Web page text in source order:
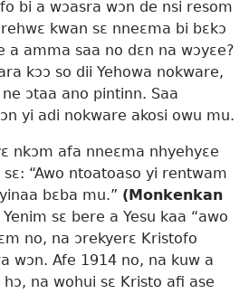
bi a wɔasra wɔn de nsi resom
kwan sɛ nneɛma bi bɛkɔ
a amma saa no dɛn na wɔyɛe?
kɔɔ so dii Yehowa nokware,
ɔtaa ano pintinn. Saa
yi adi nokware akosi owu mu.
nkɔm afa nneɛma nhyehyɛe
“Awo ntoatoaso yi rentwam
bɛba mu.” (Monkenkan
Yenim sɛ bere a Yesu kaa “awo
no, na ɔrekyerɛ Kristofo
wɔn. Afe 1914 no, na kuw a
na wohui sɛ Kristo afi ase